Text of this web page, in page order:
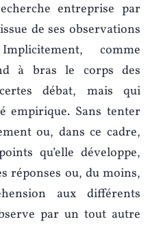
entreprise par
de ses observations
comme
à bras le corps des
débat, mais qui
empirique. Sans tenter
ou, dans ce cadre,
qu’elle développe,
réponses ou, du moins,
aux différents
par un tout autre